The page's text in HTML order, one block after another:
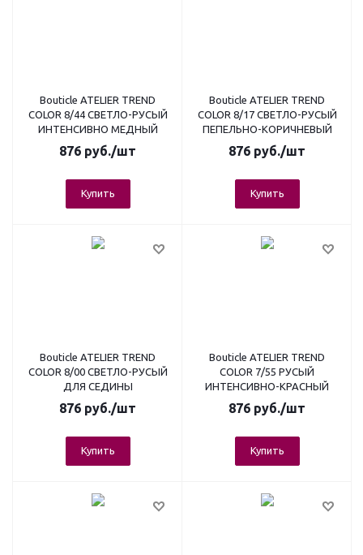
Bouticle ATELIER TREND
COLOR 8/44 СВЕТЛО-РУСЫЙ
ИНТЕНСИВНО МЕДНЫЙ
876 руб./шт
Купить
Bouticle ATELIER TREND
COLOR 8/17 СВЕТЛО-РУСЫЙ
ПЕПЕЛЬНО-КОРИЧНЕВЫЙ
876 руб./шт
Купить
Bouticle ATELIER TREND
COLOR 8/00 СВЕТЛО-РУСЫЙ
ДЛЯ СЕДИНЫ
876 руб./шт
Купить
Bouticle ATELIER TREND
COLOR 7/55 РУСЫЙ
ИНТЕНСИВНО-КРАСНЫЙ
876 руб./шт
Купить